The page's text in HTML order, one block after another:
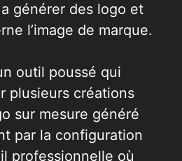
générer des logo et
l’image de marque.
outil poussé qui
plusieurs créations
sur mesure généré
par la configuration
professionnelle où